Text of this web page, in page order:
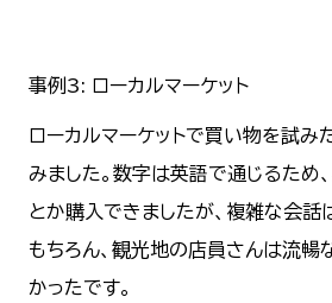
事例3: ローカルマーケット
ローカルマーケットで買い物を試み
みました。数字は英語で通じるため
とか購入できましたが、複雑な会話
もちろん、観光地の店員さんは流暢
かったです。